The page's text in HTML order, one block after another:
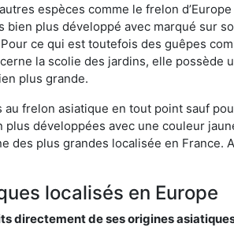
espèces comme le frelon
plus développé avec marqué sur
ce qui est toutefois des guêpes
la scolie des jardins, elle
plus grande.
frelon asiatique en tout point sauf
développées avec une couleur
des plus grandes localisée en
localisés en Europe
directement de ses origines